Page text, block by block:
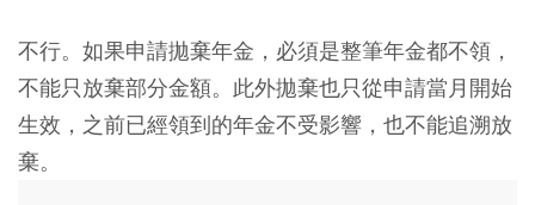
不行。如果申請拋棄年金，必須是整筆年金都不領，
不能只放棄部分金額。此外拋棄也只從申請當月開始
生效，之前已經領到的年金不受影響，也不能追溯放
棄。